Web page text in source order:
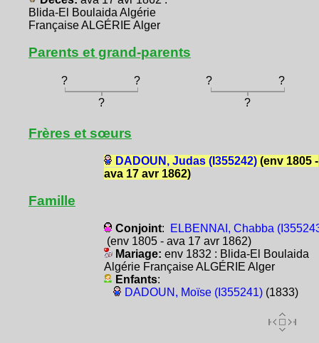
Blida-El Boulaida Algérie
Française ALGÉRIE Alger
Parents et grand-parents
? ? ?
?
?
?
Frères et sœurs
DADOUN, Judas (I355242)(env 1805 -
ava 17 avr 1862)
Famille
Conjoint:
ELBENNAI, Chabba
(env 1805 - ava 17 avr 1862)
Mariage: env 1832 : Blida-El Boulaida
Algérie Française ALGÉRIE Alger
Enfants:
DADOUN, Moïse (I355241)(1833)